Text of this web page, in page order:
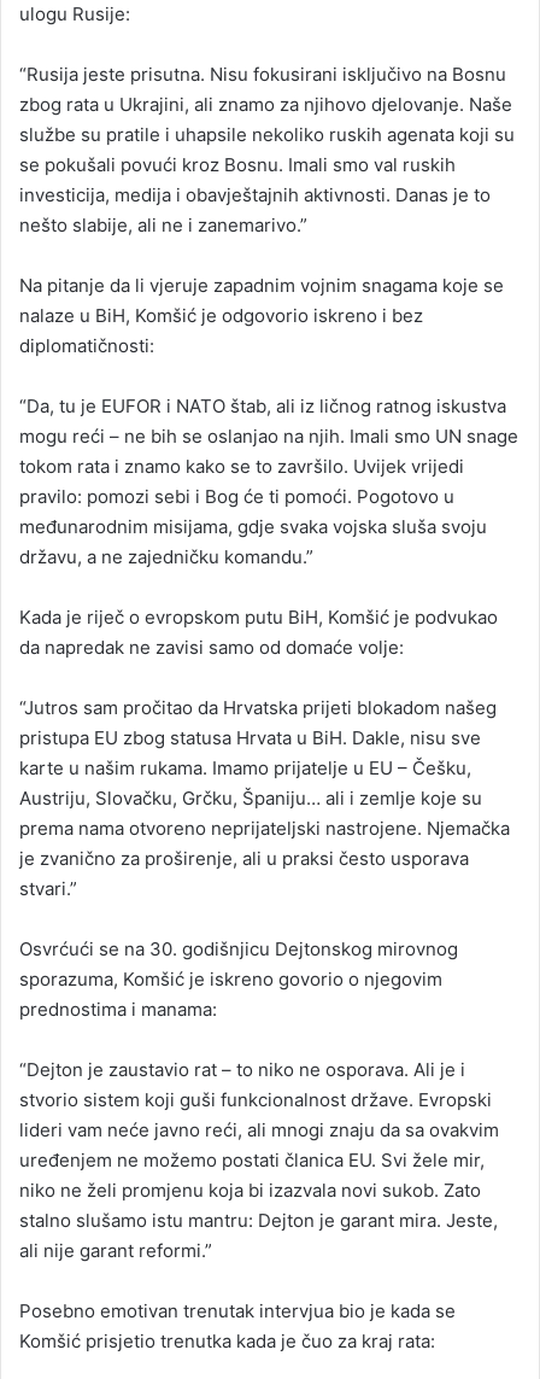
ulogu Rusije:
“Rusija jeste prisutna. Nisu fokusirani isključivo na Bosnu
zbog rata u Ukrajini, ali znamo za njihovo djelovanje. Naše
službe su pratile i uhapsile nekoliko ruskih agenata koji su
se pokušali povući kroz Bosnu. Imali smo val ruskih
investicija, medija i obavještajnih aktivnosti. Danas je to
nešto slabije, ali ne i zanemarivo.”
Na pitanje da li vjeruje zapadnim vojnim snagama koje se
nalaze u BiH, Komšić je odgovorio iskreno i bez
diplomatičnosti:
“Da, tu je EUFOR i NATO štab, ali iz ličnog ratnog iskustva
mogu reći – ne bih se oslanjao na njih. Imali smo UN snage
tokom rata i znamo kako se to završilo. Uvijek vrijedi
pravilo: pomozi sebi i Bog će ti pomoći. Pogotovo u
međunarodnim misijama, gdje svaka vojska sluša svoju
državu, a ne zajedničku komandu.”
Kada je riječ o evropskom putu BiH, Komšić je podvukao
da napredak ne zavisi samo od domaće volje:
“Jutros sam pročitao da Hrvatska prijeti blokadom našeg
pristupa EU zbog statusa Hrvata u BiH. Dakle, nisu sve
karte u našim rukama. Imamo prijatelje u EU – Češku,
Austriju, Slovačku, Grčku, Španiju… ali i zemlje koje su
prema nama otvoreno neprijateljski nastrojene. Njemačka
je zvanično za proširenje, ali u praksi često usporava
stvari.”
Osvrćući se na 30. godišnjicu Dejtonskog mirovnog
sporazuma, Komšić je iskreno govorio o njegovim
prednostima i manama:
“Dejton je zaustavio rat – to niko ne osporava. Ali je i
stvorio sistem koji guši funkcionalnost države. Evropski
lideri vam neće javno reći, ali mnogi znaju da sa ovakvim
uređenjem ne možemo postati članica EU. Svi žele mir,
niko ne želi promjenu koja bi izazvala novi sukob. Zato
stalno slušamo istu mantru: Dejton je garant mira. Jeste,
ali nije garant reformi.”
Posebno emotivan trenutak intervjua bio je kada se
Komšić prisjetio trenutka kada je čuo za kraj rata: